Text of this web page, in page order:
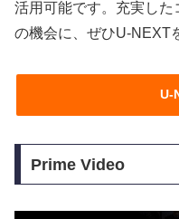
活用可能です。充実した
の機会に、ぜひU-NEXT
U-
Prime Video